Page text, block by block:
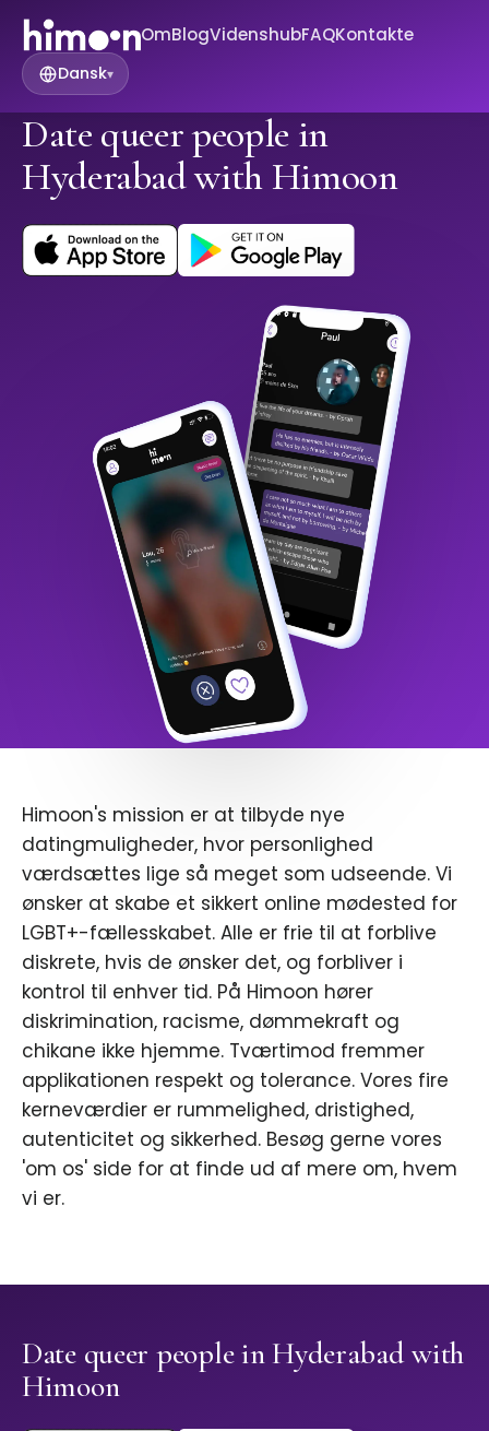
OmBlogVidenshubFAQKontakte
Dansk▾
Date queer people in
Hyderabad with Himoon
Himoon's mission er at tilbyde nye
datingmuligheder, hvor personlighed
værdsættes lige så meget som udseende. Vi
ønsker at skabe et sikkert online mødested for
LGBT+-fællesskabet. Alle er frie til at forblive
diskrete, hvis de ønsker det, og forbliver i
kontrol til enhver tid. På Himoon hører
diskrimination, racisme, dømmekraft og
chikane ikke hjemme. Tværtimod fremmer
applikationen respekt og tolerance. Vores fire
kerneværdier er rummelighed, dristighed,
autenticitet og sikkerhed. Besøg gerne vores
'om os' side for at finde ud af mere om, hvem
vi er.
Date queer people in Hyderabad with
Himoon